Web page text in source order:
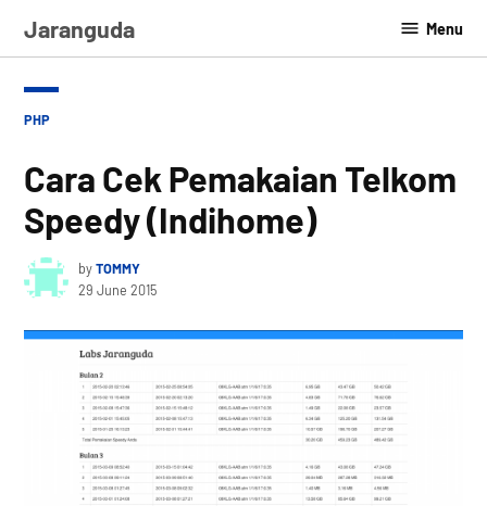
Jaranguda Menu
POSTED
PHP
Cara Cek Pemakaian Telkom
Speedy (Indihome)
byTOMMY
29 June 2015